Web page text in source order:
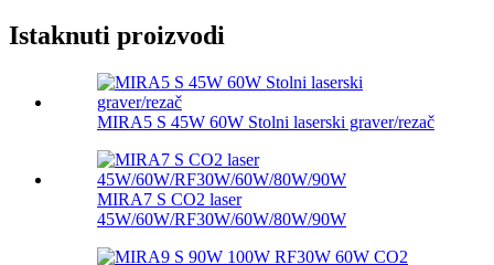
Istaknuti proizvodi
MIRA5 S 45W 60W Stolni laserski graver/rezač
MIRA7 S CO2 laser
45W/60W/RF30W/60W/80W/90W